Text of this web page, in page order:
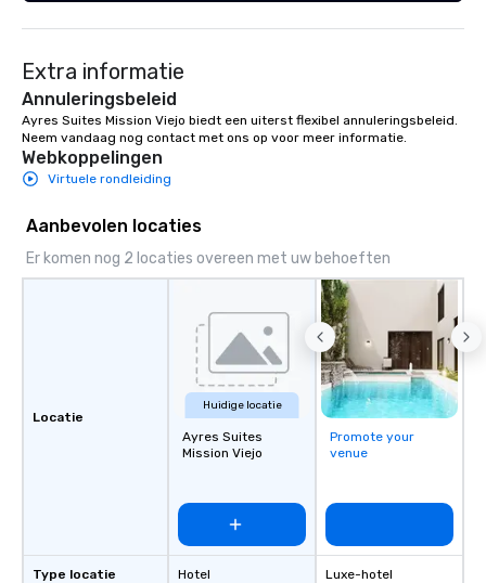
Extra informatie
Annuleringsbeleid
Ayres Suites Mission Viejo biedt een uiterst flexibel annuleringsbeleid.
Neem vandaag nog contact met ons op voor meer informatie.
Webkoppelingen
Virtuele rondleiding
Aanbevolen locaties
Er komen nog 2 locaties overeen met uw behoeften
Locatie
Type locatie
Huidige locatie
Ayres Suites
Mission Viejo
Hotel
Promote your
venue
Luxe-hotel